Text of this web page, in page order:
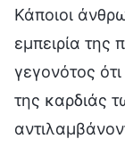
Κάποιοι
εμπειρία της
γεγονότος
της καρδιάς